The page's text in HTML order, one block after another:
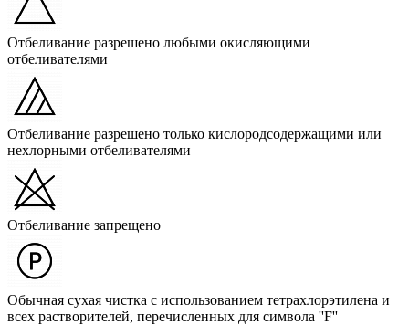
Отбеливание разрешено любыми окисляющими
отбеливателями
Отбеливание разрешено только кислородсодержащими или
нехлорными отбеливателями
Отбеливание запрещено
Обычная сухая чистка с использованием тетрахлорэтилена и
всех растворителей, перечисленных для символа ''F''